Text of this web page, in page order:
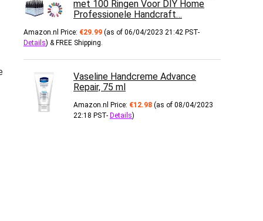
met 100 Ringen Voor DIY Home
Professionele Handcraft…
Amazon.nl Price: €29.99 (as of 06/04/2023 21:42 PST-
Details) & FREE Shipping.
Vaseline Handcreme Advance
Repair, 75 ml
Amazon.nl Price: €12.98 (as of 08/04/2023
22:18 PST- Details)